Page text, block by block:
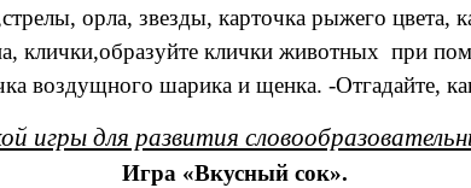
орла, звезды, карточка рыжего
клички животных при
воздущного шарика и щенка. -Отгадайте,
игры для развития
Игра «Вкусный сок».